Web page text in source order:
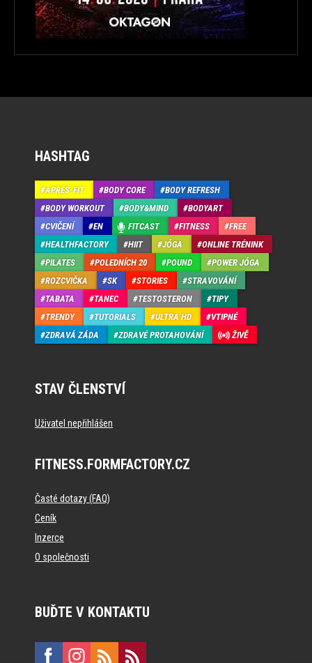
HASHTAG
APRÉS-FIT BODY CORE
BODY REFRESH
BODY WORKOUT
BODY&MIND
BODYART
CVIČENÍ
EN FITCAST FITNESS
FREE
HEALTHFACTORY
HIIT JÓGA
ONLINE TRÉNINK
PILATES
POLEDNÍCH 20 POUND
POWER JÓGA
ROZCVIČKA
SK STORIES
STRAVOVÁNÍ
TABATA
TANEC TESTOSTERON
TIPY
TRENDY
TUTORIALS ULTRA HD
VTIPNÉ
ZDRAVÁ ZÁDA
ZDRAVÉ PROTAHOVÁNÍ ŽIVĚ
STAV ČLENSTVÍ
Uživatel nepřihlášen
FITNESS.FORMFACTORY.CZ
Časté dotazy (FAQ)
Ceník
Inzerce
O společnosti
BUĎTE V KONTAKTU